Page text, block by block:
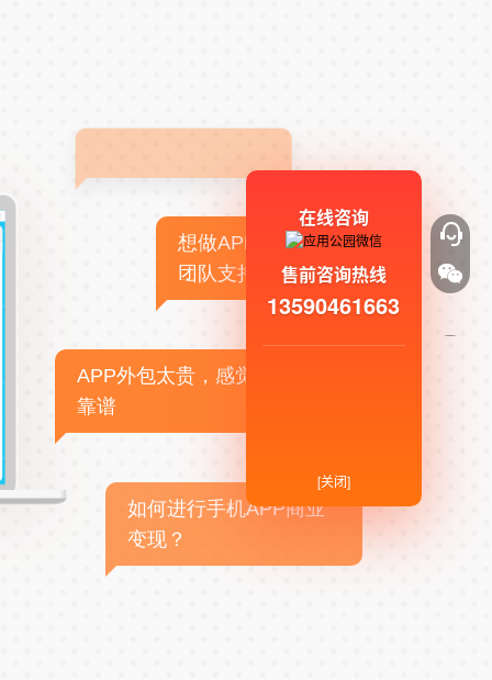
想做APP，但没有技术
团队支持
APP外包太贵，感觉不
靠谱
如何进行手机APP商业
变现？
在线咨询
售前咨询热线
13590461663
[关闭]